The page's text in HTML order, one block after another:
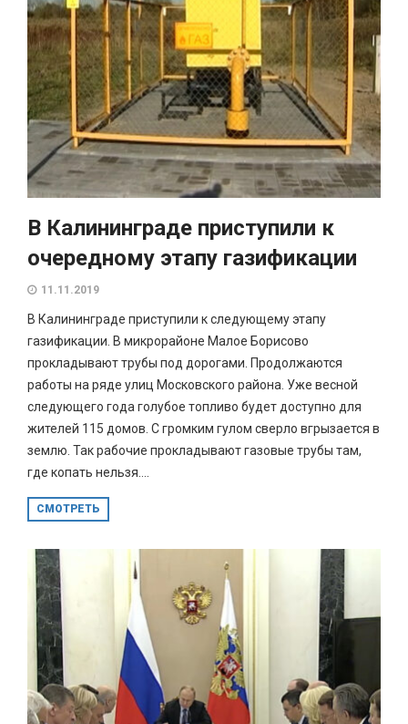
В Калининграде приступили к
очередному этапу газификации
11.11.2019
В Калининграде приступили к следующему этапу
газификации. В микрорайоне Малое Борисово
прокладывают трубы под дорогами. Продолжаются
работы на ряде улиц Московского района. Уже весной
следующего года голубое топливо будет доступно для
жителей 115 домов. С громким гулом сверло вгрызается в
землю. Так рабочие прокладывают газовые трубы там,
где копать нельзя....
СМОТРЕТЬ